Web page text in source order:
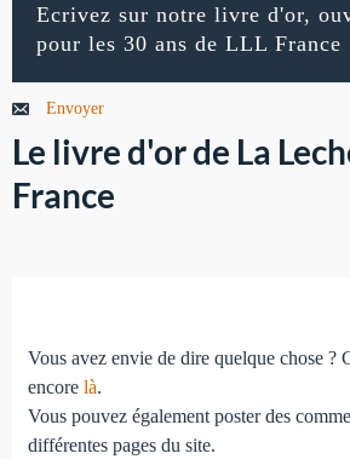
Ecrivez sur notre livre d'or,
pour les 30 ans de LLL France
Envoyer
Le livre d'or de La
France
Vous avez envie de dire quelque chose ?
encore là.
Vous pouvez également poster des
différentes pages du site.